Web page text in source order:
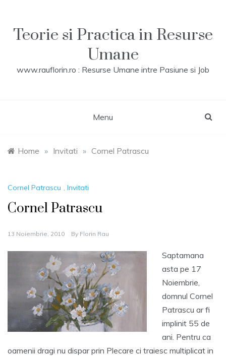
contentTeorie si Practica in Resurse
Umane
www.rauflorin.ro : Resurse Umane intre Pasiune si Job
Menu
Home » Invitati » Cornel Patrascu
Cornel Patrascu , Invitati
Cornel Patrascu
13 Noiembrie, 2010 By Florin Rau
Saptamana
asta pe 17
Noiembrie,
domnul Cornel
Patrascu ar fi
implinit 55 de
ani. Pentru ca
oamenii dragi nu dispar prin Plecare ci traiesc multiplicat in